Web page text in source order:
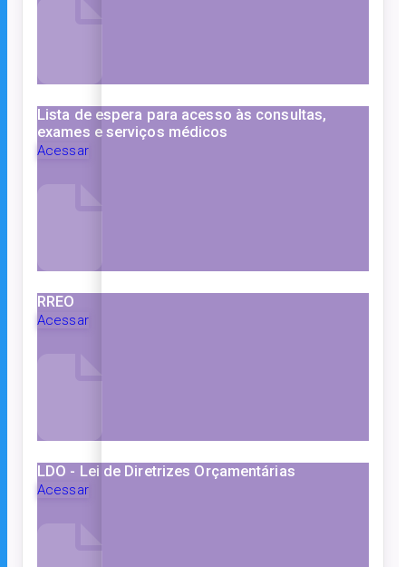
Lista de espera para acesso às consultas,
exames e serviços médicos
Acessar
RREO
Acessar
LDO - Lei de Diretrizes Orçamentárias
Acessar